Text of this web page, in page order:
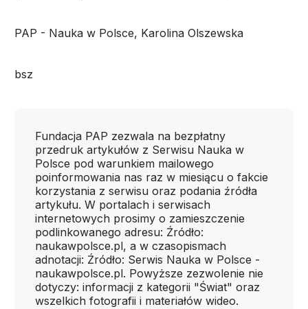
PAP - Nauka w Polsce, Karolina Olszewska
bsz
Fundacja PAP zezwala na bezpłatny
przedruk artykułów z Serwisu Nauka w
Polsce pod warunkiem mailowego
poinformowania nas raz w miesiącu o fakcie
korzystania z serwisu oraz podania źródła
artykułu. W portalach i serwisach
internetowych prosimy o zamieszczenie
podlinkowanego adresu: Źródło:
naukawpolsce.pl, a w czasopismach
adnotacji: Źródło: Serwis Nauka w Polsce -
naukawpolsce.pl. Powyższe zezwolenie nie
dotyczy: informacji z kategorii "Świat" oraz
wszelkich fotografii i materiałów wideo.